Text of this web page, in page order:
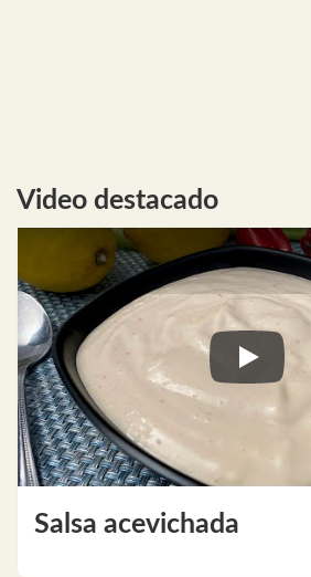
Video destacado
Play
Salsa acevichada